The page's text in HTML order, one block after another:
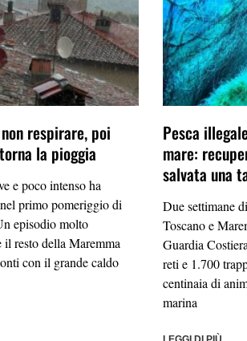
respirare, poi
la pioggia
e poco intenso ha
primo pomeriggio di
episodio molto
resto della Maremma
con il grande caldo
Pesca
mare:
salvata una
Due settimane
Toscano e
Guardia
reti e 1.700
centinaia di
marina